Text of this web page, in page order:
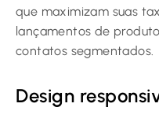
que maximizam suas
lançamentos de
contatos segmentados.
Design